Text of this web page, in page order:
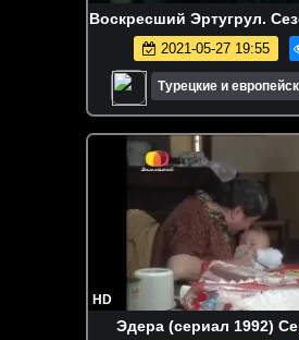
Воскресший Эртугрул.
2021-05-27 19:55
Турецкие и
HD
Эдера (сериал 1992)